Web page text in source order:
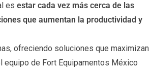
es estar cada vez más cerca de las
que aumentan la productividad y
ofreciendo soluciones que maximizan
equipo de Fort Equipamentos México